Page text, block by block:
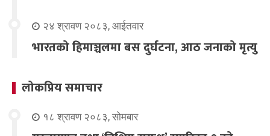
२४ श्रावण २०८३, आईतवार
भारतको हिमाञ्चलमा बस दुर्घटना, आठ जनाको मृत्यु
लोकप्रिय समाचार
१८ श्रावण २०८३, सोमबार